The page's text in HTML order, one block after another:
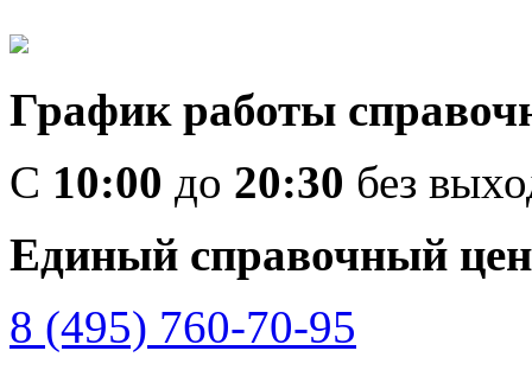
График работы
C 10:00 до 20:30 без
Единый справочный
8 (495) 760-70-95